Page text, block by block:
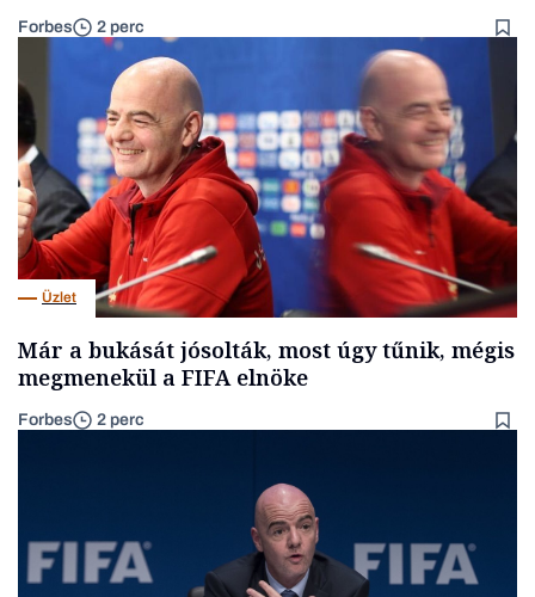
Forbes 2 perc
Üzlet
Már a bukását jósolták, most úgy tűnik, mégis
megmenekül a FIFA elnöke
Forbes 2 perc